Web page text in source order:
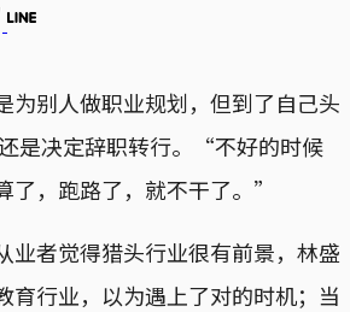
为别人做职业规划，但到了自己头
是决定辞职转行。“不好的时候
了，跑路了，就不干了。”
业者觉得猎头行业很有前景，林盛
育行业，以为遇上了对的时机；当